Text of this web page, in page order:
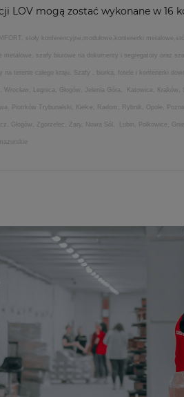
LOV mogą zostać wykonane w 16
stoły konferencyjne,modułowe,kontenerki
metalowe, szafy biurowe na dokumenty i segregatory oraz
na terenie całego kraju. Szafy , biurka, fotele i kontenerki
Wrocław, Legnica, Głogów, Jelenia Góra, Katowice,
Piotrków Trybunalski, Kielce, Radom, Rybnik, Opole,
Głogów, Zgorzelec, Żary, Nowa Sól, Lubin, Polkowice,